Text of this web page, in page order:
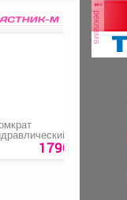
«Matrix
1790 руб.
реклама